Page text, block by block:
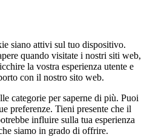
siano attivi sul tuo dispositivo.
quando visitate i nostri siti web,
la vostra esperienza utente e
con il nostro sito web.
categorie per saperne di più. Puoi
preferenze. Tieni presente che il
influire sulla tua esperienza
siamo in grado di offrire.